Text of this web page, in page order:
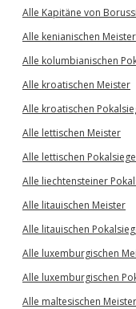
Alle Kapitäne von
Alle kenianischen Meister
Alle kolumbianischen
Alle kroatischen Meister
Alle kroatischen
Alle lettischen Meister
Alle lettischen
Alle liechtensteiner
Alle litauischen Meister
Alle litauischen
Alle luxemburgischen
Alle luxemburgischen
Alle maltesischen Meister